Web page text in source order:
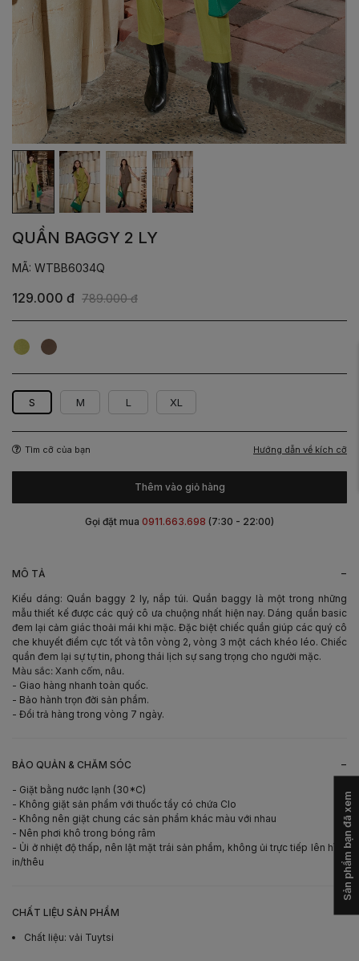
MÔ TẢ -
Kiểu dáng: Quần baggy 2 ly, nắp túi. Quần baggy là một trong những
mẫu thiết kế được các quý cô ưa chuộng nhất hiện nay. Dáng quần basic
đem lại cảm giác thoải mái khi mặc. Đặc biệt chiếc quần giúp các quý cô
che khuyết điểm cực tốt và tôn vòng 2, vòng 3 một cách khéo léo. Chiếc
quần đem lại sự tự tin, phong thái lịch sự sang trọng cho người mặc.
Màu sắc: Xanh cốm, nâu.
- Giao hàng nhanh toàn quốc.
- Bảo hành trọn đời sản phẩm.
- Đổi trả hàng trong vòng 7 ngày.
BẢO QUẢN & CHĂM SÓC -
- Giặt bằng nước lạnh (30*C)
- Không giặt sản phẩm với thuốc tẩy có chứa Clo
- Không nên giặt chung các sản phẩm khác màu với nhau
- Nên phơi khô trong bóng râm
- Ủi ở nhiệt độ thấp, nên lật mặt trái sản phẩm, không ủi trực tiếp lên hình
in/thêu
CHẤT LIỆU SẢN PHẨM -
Chất liệu: vải Tuytsi
QUẦN BAGGY 2 LY
MÃ: WTBB6034Q
129.000 đ 789.000 đ
XanhNâu
S M L XL
Tìm cỡ của bạn Hướng dẫn về kích cỡ
Thêm vào giỏ hàng
Gọi đặt mua 0911.663.698 (7:30 - 22:00)
Sản phẩm bạn đã xem